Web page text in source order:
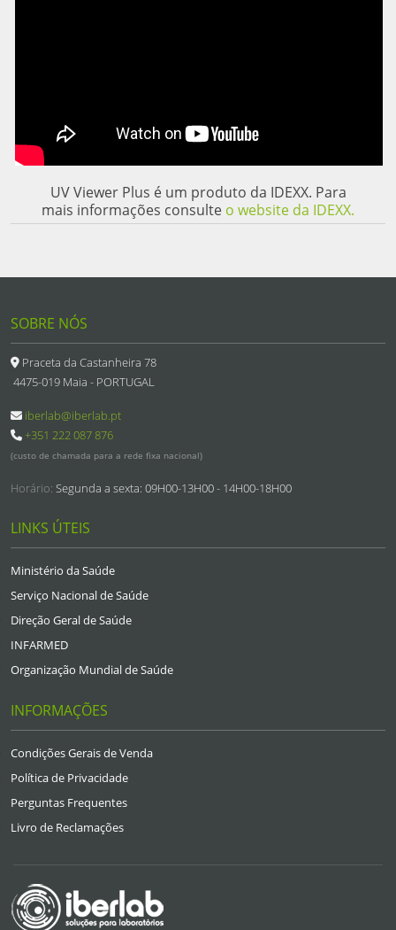
UV Viewer Plus é um produto da IDEXX. Para
mais informações consulte o website da IDEXX.
SOBRE NÓS
Praceta da Castanheira 78
4475-019 Maia - PORTUGAL
iberlab@iberlab.pt
+351 222 087 876
(custo de chamada para a rede fixa nacional)
Horário: Segunda a sexta: 09H00-13H00 - 14H00-18H00
LINKS ÚTEIS
Ministério da Saúde
Serviço Nacional de Saúde
Direção Geral de Saúde
INFARMED
Organização Mundial de Saúde
INFORMAÇÕES
Condições Gerais de Venda
Política de Privacidade
Perguntas Frequentes
Livro de Reclamações